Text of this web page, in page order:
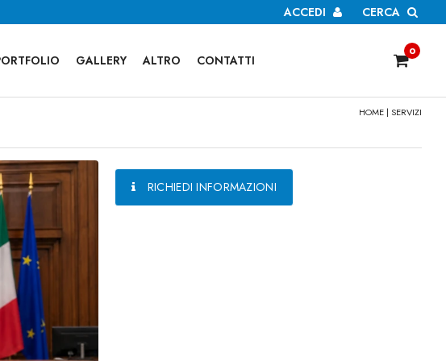
CERCA
ACCEDI
GALLERY ALTRO CONTATTI
0
HOME | SERVIZI
RICHIEDI INFORMAZIONI